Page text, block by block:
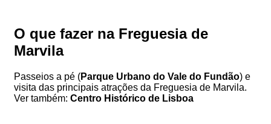
O que fazer na Freguesia de
Marvila
Passeios a pé (Parque Urbano do Vale do Fundão) e
visita das principais atrações da Freguesia de Marvila.
Ver também: Centro Histórico de Lisboa